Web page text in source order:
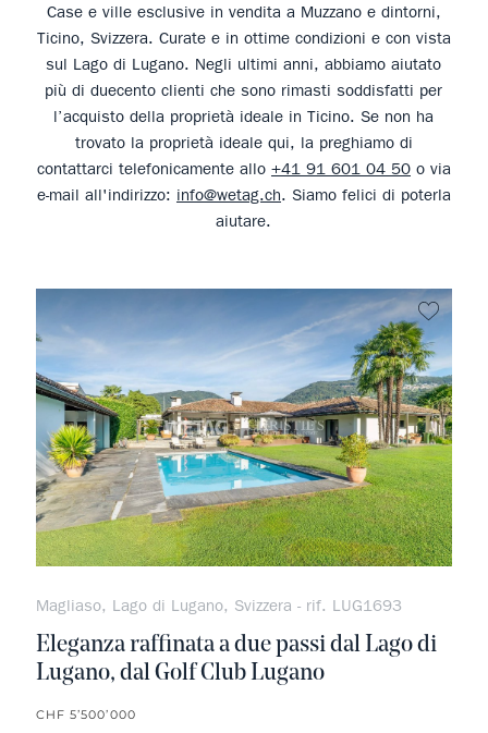
Case e ville esclusive in vendita a Muzzano e dintorni,
Ticino, Svizzera. Curate e in ottime condizioni e con vista
sul Lago di Lugano. Negli ultimi anni, abbiamo aiutato
più di duecento clienti che sono rimasti soddisfatti per
l’acquisto della proprietà ideale in Ticino. Se non ha
trovato la proprietà ideale qui, la preghiamo di
contattarci telefonicamente allo +41 91 601 04 50o via
e-mail all'indirizzo: info@wetag.ch. Siamo felici di poterla
aiutare.
Non
Magliaso, Lago di Lugano, Svizzera - rif. LUG1693
Eleganza raffinata a due passi dal Lago di
Lugano, dal Golf Club Lugano
CHF 5’500’000